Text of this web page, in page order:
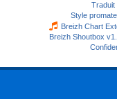
Traduit
Style
Breizh Chart
Breizh Shoutbox